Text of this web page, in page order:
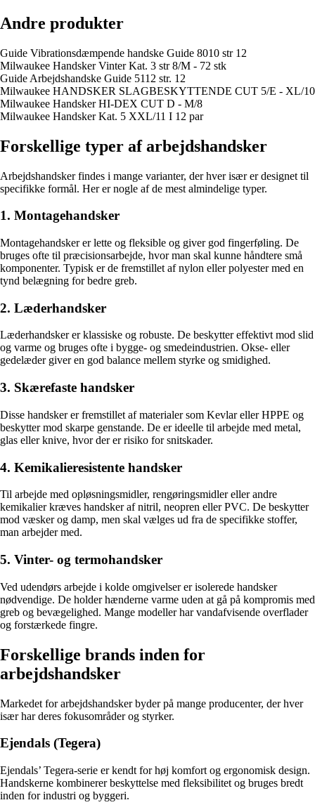
Andre produkter
Guide Vibrationsdæmpende handske Guide 8010 str 12
Milwaukee Handsker Vinter Kat. 3 str 8/M - 72 stk
Guide Arbejdshandske Guide 5112 str. 12
Milwaukee HANDSKER SLAGBESKYTTENDE CUT 5/E - XL/10
Milwaukee Handsker HI-DEX CUT D - M/8
Milwaukee Handsker Kat. 5 XXL/11 I 12 par
Forskellige typer af arbejdshandsker
Arbejdshandsker findes i mange varianter, der hver især er designet til
specifikke formål. Her er nogle af de mest almindelige typer.
1. Montagehandsker
Montagehandsker er lette og fleksible og giver god fingerføling. De
bruges ofte til præcisionsarbejde, hvor man skal kunne håndtere små
komponenter. Typisk er de fremstillet af nylon eller polyester med en
tynd belægning for bedre greb.
2. Læderhandsker
Læderhandsker er klassiske og robuste. De beskytter effektivt mod slid
og varme og bruges ofte i bygge- og smedeindustrien. Okse- eller
gedelæder giver en god balance mellem styrke og smidighed.
3. Skærefaste handsker
Disse handsker er fremstillet af materialer som Kevlar eller HPPE og
beskytter mod skarpe genstande. De er ideelle til arbejde med metal,
glas eller knive, hvor der er risiko for snitskader.
4. Kemikalieresistente handsker
Til arbejde med opløsningsmidler, rengøringsmidler eller andre
kemikalier kræves handsker af nitril, neopren eller PVC. De beskytter
mod væsker og damp, men skal vælges ud fra de specifikke stoffer,
man arbejder med.
5. Vinter- og termohandsker
Ved udendørs arbejde i kolde omgivelser er isolerede handsker
nødvendige. De holder hænderne varme uden at gå på kompromis med
greb og bevægelighed. Mange modeller har vandafvisende overflader
og forstærkede fingre.
Forskellige brands inden for
arbejdshandsker
Markedet for arbejdshandsker byder på mange producenter, der hver
især har deres fokusområder og styrker.
Ejendals (Tegera)
Ejendals’ Tegera-serie er kendt for høj komfort og ergonomisk design.
Handskerne kombinerer beskyttelse med fleksibilitet og bruges bredt
inden for industri og byggeri.